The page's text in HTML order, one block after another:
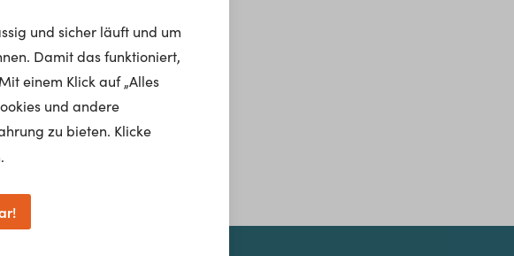
und sicher läuft und um
Damit das funktioniert,
einem Klick auf „Alles
und andere
zu bieten. Klicke